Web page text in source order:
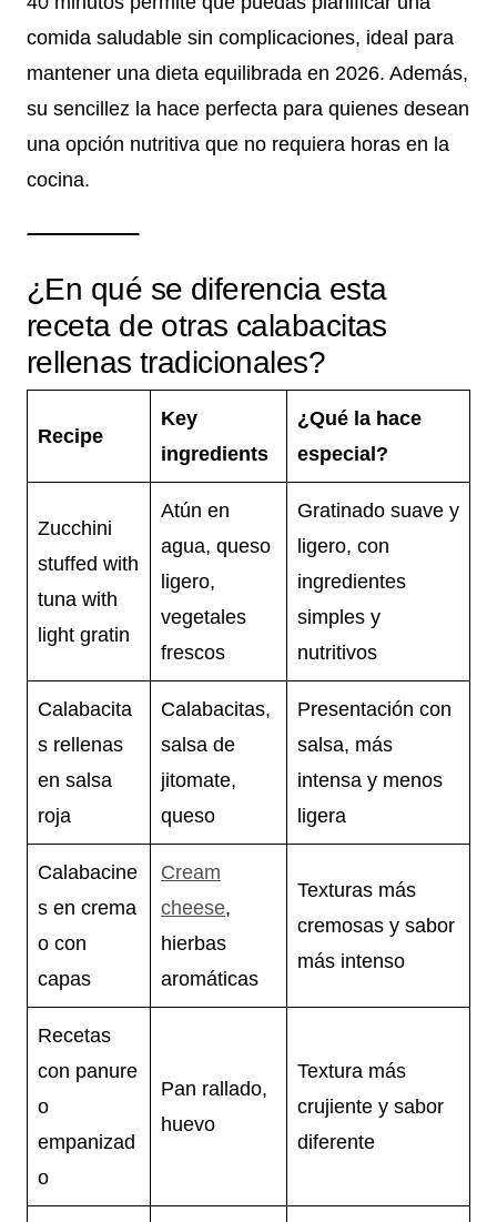
comida saludable sin complicaciones, ideal para
mantener una dieta equilibrada en 2026. Además,
su sencillez la hace perfecta para quienes desean
una opción nutritiva que no requiera horas en la
cocina.
¿En qué se diferencia esta
receta de otras calabacitas
rellenas tradicionales?
Recipe
Key
ingredients
¿Qué la hace
especial?
Zucchini
stuffed with
tuna with
light gratin
Atún en
agua, queso
ligero,
vegetales
frescos
Gratinado suave y
ligero, con
ingredientes
simples y
nutritivos
Calabacita
s rellenas
en salsa
roja
Calabacitas,
salsa de
jitomate,
queso
Presentación con
salsa, más
intensa y menos
ligera
Calabacine
s en crema
o con
capas
Cream
cheese,
hierbas
aromáticas
Texturas más
cremosas y sabor
más intenso
Recetas
con panure
o
empanizad
o
Pan rallado,
huevo
Textura más
crujiente y sabor
diferente